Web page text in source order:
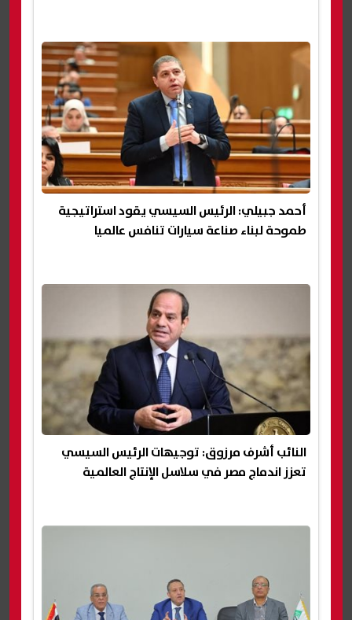
أحمد جبيلي: الرئيس السيسي يقود استراتيجية
طموحة لبناء صناعة سيارات تنافس عالميا
النائب أشرف مرزوق: توجيهات الرئيس السيسي
تعزز اندماج مصر في سلاسل الإنتاج العالمية